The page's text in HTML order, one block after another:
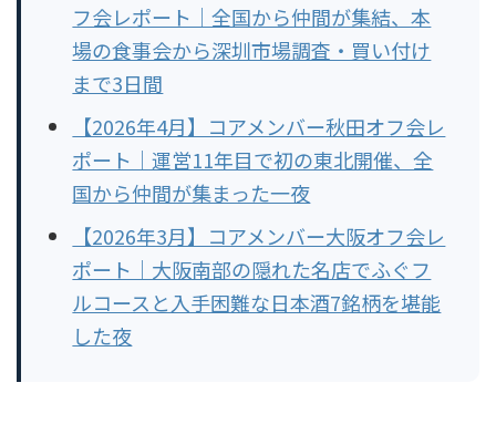
フ会レポート｜全国から仲間が集結、本
場の食事会から深圳市場調査・買い付け
まで3日間
【2026年4月】コアメンバー秋田オフ会レ
ポート｜運営11年目で初の東北開催、全
国から仲間が集まった一夜
【2026年3月】コアメンバー大阪オフ会レ
ポート｜大阪南部の隠れた名店でふぐフ
ルコースと入手困難な日本酒7銘柄を堪能
した夜